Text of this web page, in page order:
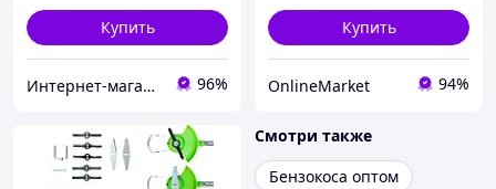
Купить
Интернет-магазин Top Shop 96%
Купить
OnlineMarket 94%
Смотри также
Бензокоса оптом